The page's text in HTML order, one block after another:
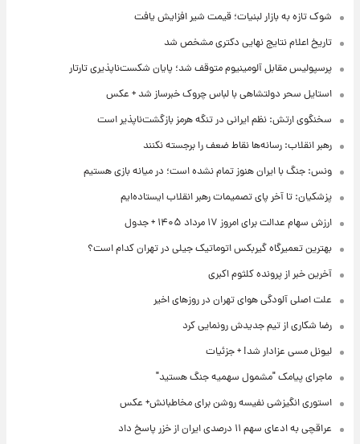
شوک تازه به بازار لبنیات؛ قیمت شیر افزایش یافت
تاریخ اعلام نتایج نهایی دکتری مشخص شد
پرسپولیس مقابل آلومینیوم متوقف شد؛ پایان شکست‌ناپذیری تارتار
استایل سحر دولتشاهی با لباس چروک خبرساز شد + عکس
سخنگوی ارتش: نظم ایرانی در تنگه هرمز بازگشت‌ناپذیر است
رهبر انقلاب: رسانه‌ها نقاط ضعف را برجسته نکنند
ونس: جنگ با ایران هنوز تمام نشده است؛ در میانه بازی هستیم
پزشکیان: تا آخر پای تصمیمات رهبر انقلاب ایستاده‌ایم
ارزش سهام عدالت برای امروز ۱۷ مرداد ۱۴۰۵ + جدول
بهترین تعمیرگاه گیربکس اتوماتیک جیلی در تهران کدام است؟
آخرین خبر از پرونده کلثوم اکبری
علت اصلی آلودگی هوای تهران در روزهای اخیر
رضا شکاری از تیم جدیدش رونمایی کرد
لیونل مسی عزادار شد! + جزئیات
ماجرای پیامک "مشمول سهمیه جنگ هستید"
استوری انگیزشی نفیسه روشن برای مخاطبانش+ عکس
عراقچی به ادعای سهم ۱۱ درصدی ایران از خزر پاسخ داد